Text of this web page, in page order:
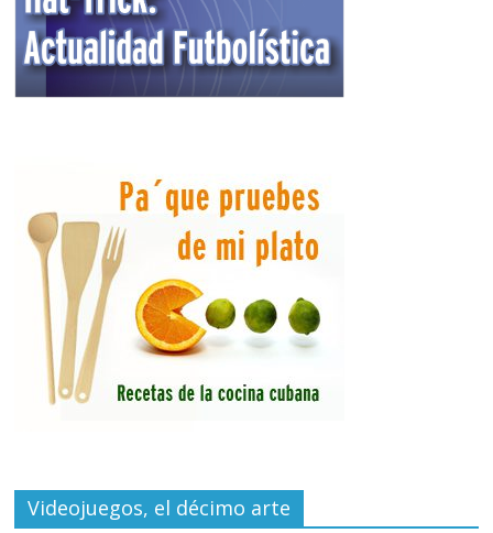
Videojuegos, el décimo arte